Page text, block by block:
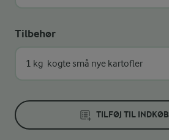
Tilbehør
1 kg kogte små nye kartofler
TILFØJ TIL